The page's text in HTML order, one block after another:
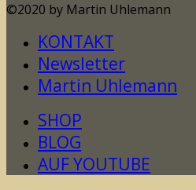
©2020 by Martin Uhlemann
KONTAKT
Newsletter
Martin Uhlemann
SHOP
BLOG
AUF YOUTUBE